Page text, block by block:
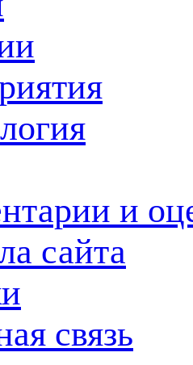
и
сайта
связь